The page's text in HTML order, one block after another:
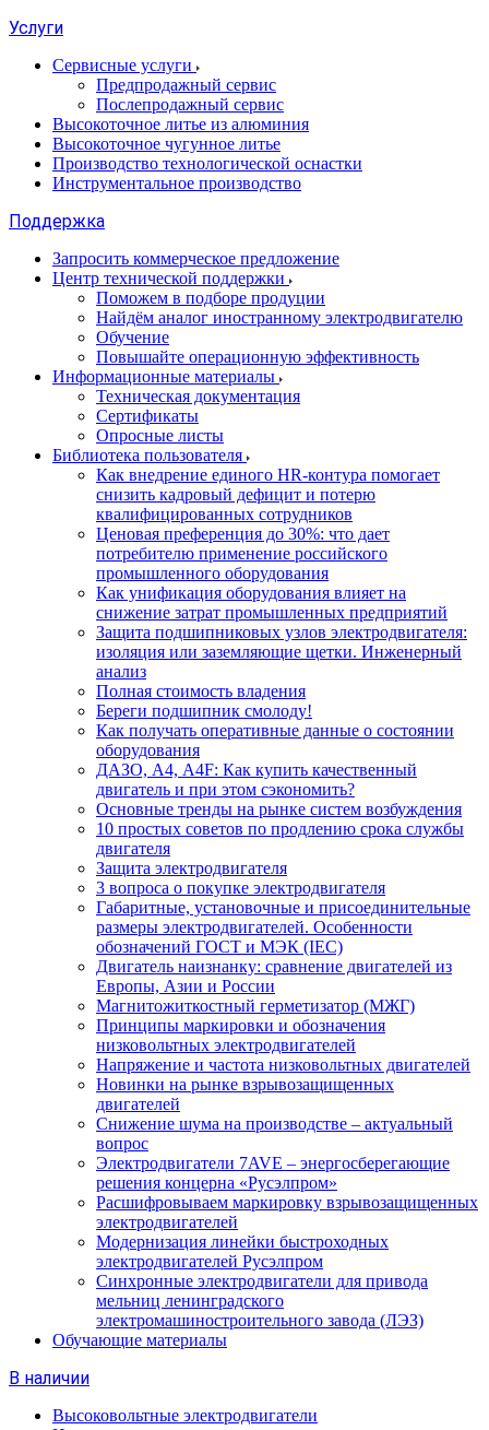
Услуги
Сервисные услуги
Предпродажный сервис
Послепродажный сервис
Высокоточное литье из алюминия
Высокоточное чугунное литье
Производство технологической оснастки
Инструментальное производство
Поддержка
Запросить коммерческое предложение
Центр технической поддержки
Поможем в подборе продуции
Найдём аналог иностранному электродвигателю
Обучение
Повышайте операционную эффективность
Информационные материалы
Техническая документация
Сертификаты
Опросные листы
Библиотека пользователя
Как внедрение единого HR-контура помогает
снизить кадровый дефицит и потерю
квалифицированных сотрудников
Ценовая преференция до 30%: что дает
потребителю применение российского
промышленного оборудования
Как унификация оборудования влияет на
снижение затрат промышленных предприятий
Защита подшипниковых узлов электродвигателя:
изоляция или заземляющие щетки. Инженерный
анализ
Полная стоимость владения
Береги подшипник смолоду!
Как получать оперативные данные о состоянии
оборудования
ДАЗО, А4, А4F: Как купить качественный
двигатель и при этом сэкономить?
Основные тренды на рынке систем возбуждения
10 простых советов по продлению срока службы
двигателя
Защита электродвигателя
3 вопроса о покупке электродвигателя
Габаритные, установочные и присоединительные
размеры электродвигателей. Особенности
обозначений ГОСТ и МЭК (IEC)
Двигатель наизнанку: сравнение двигателей из
Европы, Азии и России
Магнитожиткостный герметизатор (МЖГ)
Принципы маркировки и обозначения
низковольтных электродвигателей
Напряжение и частота низковольтных двигателей
Новинки на рынке взрывозащищенных
двигателей
Снижение шума на производстве – актуальный
вопрос
Электродвигатели 7AVE – энергосберегающие
решения концерна «Русэлпром»
Расшифровываем маркировку взрывозащищенных
электродвигателей
Модернизация линейки быстроходных
электродвигателей Русэлпром
Синхронные электродвигатели для привода
мельниц ленинградского
электромашиностроительного завода (ЛЭЗ)
Обучающие материалы
В наличии
Высоковольтные электродвигатели